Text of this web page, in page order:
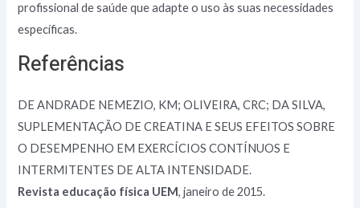
profissional de saúde que adapte o uso às suas necessidades
específicas.
Referências
DE ANDRADE NEMEZIO, KM; OLIVEIRA, CRC; DA SILVA,
SUPLEMENTAÇÃO DE CREATINA E SEUS EFEITOS SOBRE
O DESEMPENHO EM EXERCÍCIOS CONTÍNUOS E
INTERMITENTES DE ALTA INTENSIDADE.
Revista educação física UEM, janeiro de 2015.